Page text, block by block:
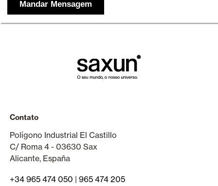
Contato
Polígono Industrial El Castillo
C/ Roma 4 - 03630 Sax
Alicante, España
+34 965 474 050 | 965 474 205